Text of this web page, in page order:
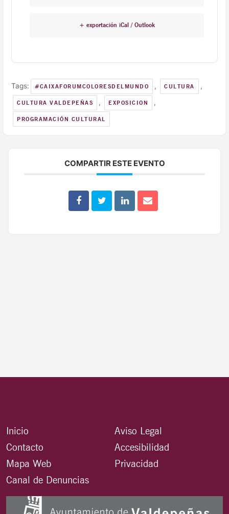
+ exportación iCal / Outlook
Tags: #CAIXAFORUMCOLORESDELMUNDO , CULTURA ,
CULTURA VALDEPEÑAS , EXPOSICION ,
PROGRAMACIÓN CULTURAL
COMPARTIR ESTE EVENTO
Inicio
Contacto
Mapa Web
Canal de Denuncias
Aviso Legal
Accesibilidad
Privacidad